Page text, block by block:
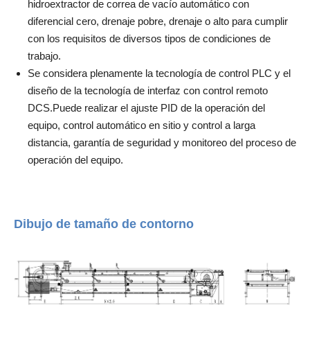
hidroextractor de correa de vacío automático con
diferencial cero, drenaje pobre, drenaje o alto para cumplir
con los requisitos de diversos tipos de condiciones de
trabajo.
Se considera plenamente la tecnología de control PLC y el
diseño de la tecnología de interfaz con control remoto
DCS.Puede realizar el ajuste PID de la operación del
equipo, control automático en sitio y control a larga
distancia, garantía de seguridad y monitoreo del proceso de
operación del equipo.
Dibujo de tamaño de contorno